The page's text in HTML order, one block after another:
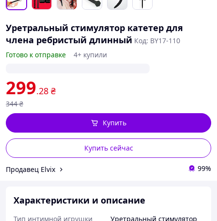
Уретральный стимулятор катетер для
члена ребристый длинный Код: BY17-110
Готово к отправке
4+ купили
299.28 ₴
344 ₴
Купить сейчас
Купить
Продавец Elvix 99%
Характеристики и описание
Тип интимной игрушки
Уретральный стимулятор